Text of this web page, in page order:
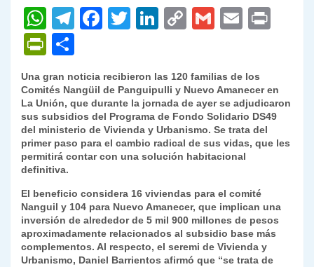
W
h
at
s
A
p
p
T
gr
a
m
F
e
b
o
o
T
er
Li
e
dI
n
C
y
Li
n
k
G
l
E
l
P
nt
Fr
ie
n
dl
y
o
m
p
ar
tir
Una gran noticia recibieron las 120 familias de los
Comités Nangüil de Panguipulli y Nuevo Amanecer en
La Unión, que durante la jornada de ayer se adjudicaron
sus subsidios del Programa de Fondo Solidario DS49
del ministerio de Vivienda y Urbanismo. Se trata del
primer paso para el cambio radical de sus vidas, que les
permitirá contar con una solución habitacional
definitiva.
El beneficio considera 16 viviendas para el comité
Nanguil y 104 para Nuevo Amanecer, que implican una
inversión de alrededor de 5 mil 900 millones de pesos
aproximadamente relacionados al subsidio base más
complementos. Al respecto, el seremi de Vivienda y
Urbanismo, Daniel Barrientos afirmó que “se trata de